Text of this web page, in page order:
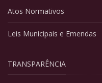
Atos Normativos
Leis Municipais e Emendas
TRANSPARÊNCIA